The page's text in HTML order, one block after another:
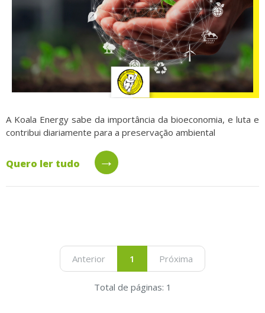
A Koala Energy sabe da importância da bioeconomia, e luta e
contribui diariamente para a preservação ambiental
Quero ler tudo →
Anterior 1 Próxima
Total de páginas: 1
Relatório Transparência
Trabalhe Conosco